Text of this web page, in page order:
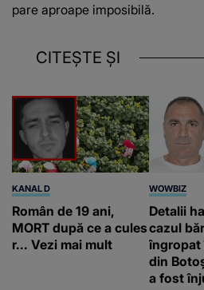
pare aproape imposibilă.
CITEȘTE ȘI
KANAL D
Român de 19 ani,
MORT după ce a cules
r... Vezi mai mult
WOWBIZ
Detalii
cazul
din
a fost